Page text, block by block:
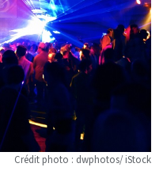
Crédit photo : dwphotos/ iStock